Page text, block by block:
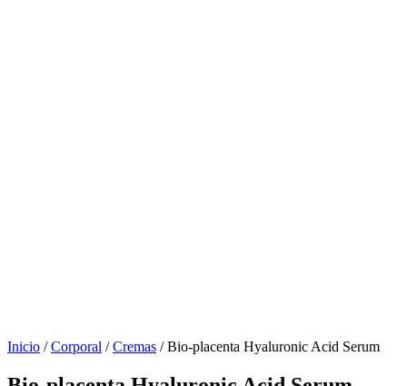
Inicio /Corporal /Cremas / Bio-placenta Hyaluronic Acid Serum